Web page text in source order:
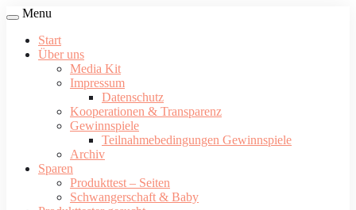
Menu
Start
Über uns
Media Kit
Impressum
Datenschutz
Kooperationen & Transparenz
Gewinnspiele
Teilnahmebedingungen Gewinnspiele
Archiv
Sparen
Produkttest – Seiten
Schwangerschaft & Baby